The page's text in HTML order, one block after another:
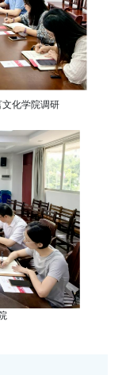
化学院调研